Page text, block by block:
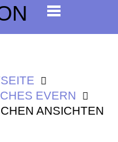
EVERN
ANSICHTEN